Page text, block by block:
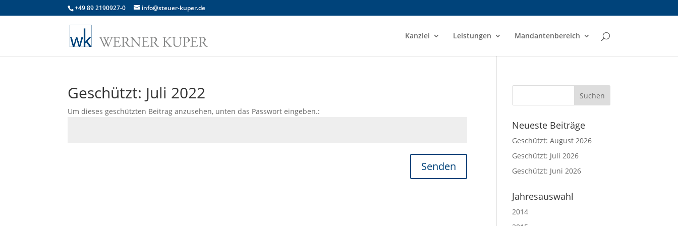
+49 89 2190927-0 info@steuer-kuper.de
Kanzlei Leistungen Mandantenbereich
Geschützt: Juli 2022
Um dieses geschützten Beitrag anzusehen, unten das Passwort eingeben.:
Senden
Neueste Beiträge
Geschützt: August 2026
Geschützt: Juli 2026
Geschützt: Juni 2026
Jahresauswahl
2014